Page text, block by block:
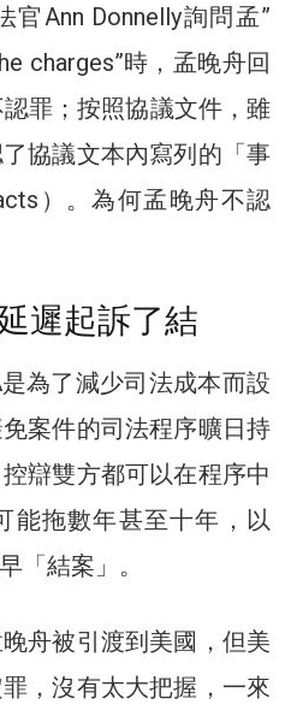
Ann Donnelly詢問孟”
charges”時，孟晚舟回
罪；按照協議文件，雖
協議文本內寫列的「事
）。為何孟晚舟不認
遲起訴了結
為了減少司法成本而設
案件的司法程序曠日持
辯雙方都可以在程序中
能拖數年甚至十年，以
「結案」。
舟被引渡到美國，但美
，沒有太大把握，一來